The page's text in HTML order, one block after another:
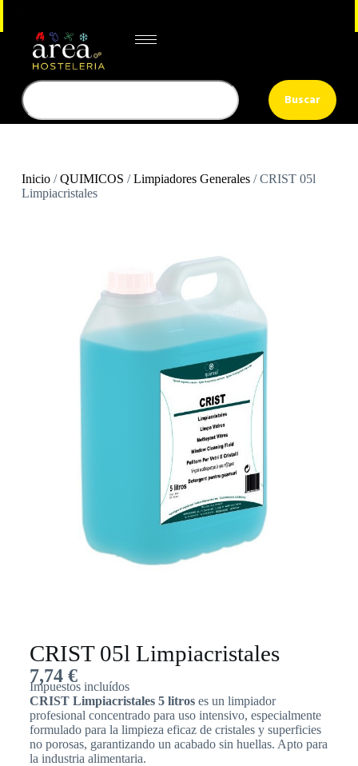
Buscar
Inicio/QUIMICOS /Limpiadores Generales/ CRIST 05l
Limpiacristales
CRIST 05l Limpiacristales
7,74 €
Impuestos incluídos
CRIST Limpiacristales 5 litroses un limpiador
profesional concentrado para uso intensivo, especialmente
formulado para la limpieza eficaz de cristales y superficies
no porosas, garantizando un acabado sin huellas. Apto para
la industria alimentaria.